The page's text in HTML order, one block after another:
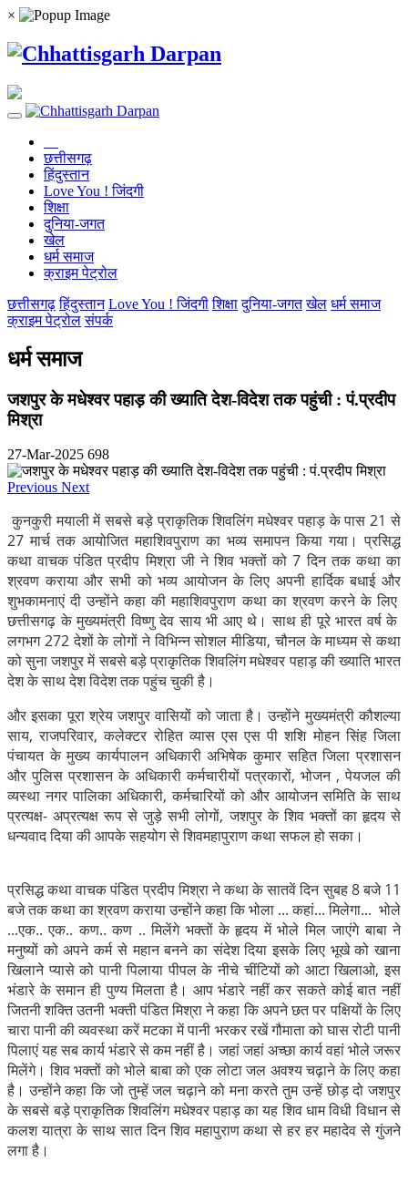
×
छत्तीसगढ़
हिंदुस्तान
Love You ! जिंदगी
शिक्षा
दुनिया-जगत
खेल
धर्म समाज
क्राइम पेट्रोल
छत्तीसगढ़ हिंदुस्तान Love You ! जिंदगी शिक्षा दुनिया-जगत खेल धर्म समाज
क्राइम पेट्रोल संपर्क
धर्म समाज
जशपुर के मधेश्वर पहाड़ की ख्याति देश-विदेश तक पहुंची : पं.प्रदीप
मिश्रा
27-Mar-2025 698
Previous Next
कुनकुरी मयाली में सबसे बड़े प्राकृतिक शिवलिंग मधेश्वर पहाड़ के पास 21 से
27 मार्च तक आयोजित महाशिवपुराण का भव्य समापन किया गया। प्रसिद्ध
कथा वाचक पंडित प्रदीप मिश्रा जी ने शिव भक्तों को 7 दिन तक कथा का
श्रवण कराया और सभी को भव्य आयोजन के लिए अपनी हार्दिक बधाई और
शुभकामनाएं दी उन्होंने कहा की महाशिवपुराण कथा का श्रवण करने के लिए
छत्तीसगढ़ के मुख्यमंत्री विष्णु देव साय भी आए थे। साथ ही पूरे भारत वर्ष के
लगभग 272 देशों के लोगों ने विभिन्न सोशल मीडिया, चौनल के माध्यम से कथा
को सुना जशपुर में सबसे बड़े प्राकृतिक शिवलिंग मधेश्वर पहाड़ की ख्याति भारत
देश के साथ देश विदेश तक पहुंच चुकी है।
और इसका पूरा श्रेय जशपुर वासियों को जाता है। उन्होंने मुख्यमंत्री कौशल्या
साय, राजपरिवार, कलेक्टर रोहित व्यास एस एस पी शशि मोहन सिंह जिला
पंचायत के मुख्य कार्यपालन अधिकारी अभिषेक कुमार सहित जिला प्रशासन
और पुलिस प्रशासन के अधिकारी कर्मचारीयों पत्रकारों, भोजन , पेयजल की
व्यस्था नगर पालिका अधिकारी, कर्मचारियों को और आयोजन समिति के साथ
प्रत्यक्ष- अप्रत्यक्ष रूप से जुड़े सभी लोगों, जशपुर के शिव भक्तों का हृदय से
धन्यवाद दिया की आपके सहयोग से शिवमहापुराण कथा सफल हो सका।
प्रसिद्ध कथा वाचक पंडित प्रदीप मिश्रा ने कथा के सातवें दिन सुबह 8 बजे 11
बजे तक कथा का श्रवण कराया उन्होंने कहा कि भोला ... कहां... मिलेगा... भोले
...एक.. एक.. कण.. कण .. मिलेंगे भक्तों के हृदय में भोले मिल जाएंगे बाबा ने
मनुष्यों को अपने कर्म से महान बनने का संदेश दिया इसके लिए भूखे को खाना
खिलाने प्यासे को पानी पिलाया पीपल के नीचे चींटियों को आटा खिलाओ, इस
भंडारे के समान ही पुण्य मिलता है। आप भंडारे नहीं कर सकते कोई बात नहीं
जितनी शक्ति उतनी भक्ती पंडित मिश्रा ने कहा कि अपने छत पर पक्षियों के लिए
चारा पानी की व्यवस्था करें मटका में पानी भरकर रखें गौमाता को घास रोटी पानी
पिलाएं यह सब कार्य भंडारे से कम नहीं है। जहां जहां अच्छा कार्य वहां भोले जरूर
मिलेंगे। शिव भक्तों को भोले बाबा को एक लोटा जल अवश्य चढ़ाने के लिए कहा
है। उन्होंने कहा कि जो तुम्हें जल चढ़ाने को मना करते तुम उन्हें छोड़ दो जशपुर
के सबसे बड़े प्राकृतिक शिवलिंग मधेश्वर पहाड़ का यह शिव धाम विधी विधान से
कलश यात्रा के साथ सात दिन शिव महापुराण कथा से हर हर महादेव से गुंजने
लगा है।